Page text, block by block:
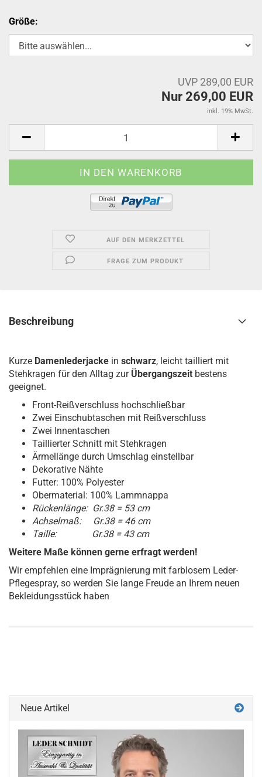
Größe:
UVP 289,00 EUR
Nur 269,00 EUR
inkl. 19% MwSt.
AUF DEN MERKZETTEL
FRAGE ZUM PRODUKT
Beschreibung
Kurze Damenlederjacke in schwarz, leicht tailliert mit
Stehkragen für den Alltag zur Übergangszeit bestens
geeignet.
Front-Reißverschluss hochschließbar
Zwei Einschubtaschen mit Reißverschluss
Zwei Innentaschen
Taillierter Schnitt mit Stehkragen
Ärmellänge durch Umschlag einstellbar
Dekorative Nähte
Futter: 100% Polyester
Obermaterial: 100% Lammnappa
Rückenlänge: Gr.38 = 53 cm
Achselmaß: Gr.38 = 46 cm
Taille: Gr.38 = 43 cm
Weitere Maße können gerne erfragt werden!
Wir empfehlen eine Imprägnierung mit farblosem Leder-
Pflegespray, so werden Sie lange Freude an Ihrem neuen
Bekleidungsstück haben
Neue Artikel